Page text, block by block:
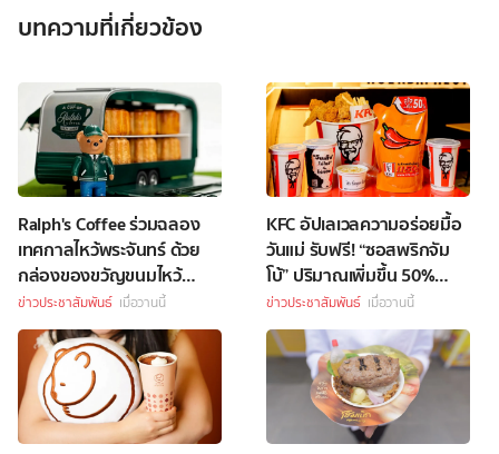
บทความที่เกี่ยวข้อง
Ralph's Coffee ร่วมฉลอง
เทศกาลไหว้พระจันทร์ ด้วย
กล่องของขวัญขนมไหว้
พระจันทร์สุดพิเศษ
ข่าวประชาสัมพันธ์ เมื่อวานนี้
KFC อัปเลเวลความอร่อยมื้อ
วันแม่ รับฟรี! “ซอสพริกจัม
โบ้” ปริมาณเพิ่มขึ้น 50%
เพียงซื้อชุดบักเก็ตที่ร่วม
รายการราคา 349 บาทขึ้นไป
ข่าวประชาสัมพันธ์ เมื่อวานนี้